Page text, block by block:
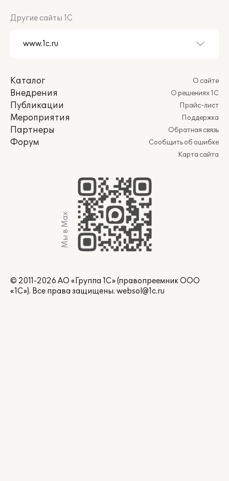
Другие сайты 1С
Каталог
Внедрения
Публикации
Мероприятия
Партнеры
Форум
О сайте
О решениях 1С
Прайс-лист
Поддержка
Обратная связь
Сообщить об ошибке
Карта сайта
Мы в Max
© 2011-2026 АО «Группа 1С» (правопреемник ООО
«1С»). Все права защищены. websol@1c.ru